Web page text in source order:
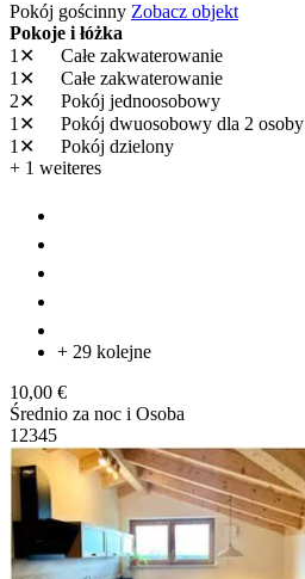
Pokój gościnny Zobacz objekt
Pokoje i łóżka
1✕
Całe zakwaterowanie
1✕
Całe zakwaterowanie
2✕
Pokój jednoosobowy
1✕
Pokój dwuosobowy dla 2 osoby
1✕
Pokój dzielony
+ 1 weiteres
+ 29 kolejne
10,00 €
Średnio za noc i Osoba
1 2345